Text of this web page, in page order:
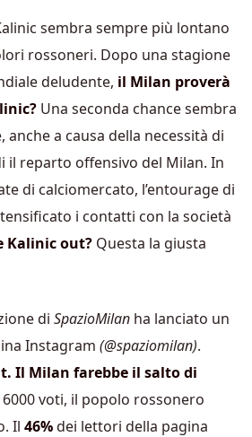
sembra sempre più lontano
rossoneri. Dopo una stagione
deludente, il Milan proverà
Una seconda chance sembra
a causa della necessità di
il reparto offensivo del Milan. In
di calciomercato, l’entourage di
i contatti con la società
Kalinic out? Questa la giusta
di SpazioMilan ha lanciato un
Instagram (@spaziomilan).
Il Milan farebbe il salto di
voti, il popolo rossonero
Il 46%dei lettori della pagina